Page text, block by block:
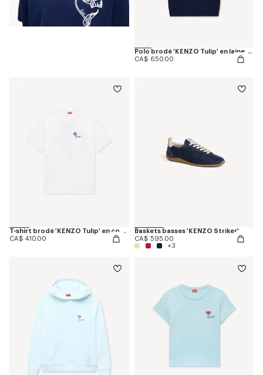
Polo brodé 'KENZO Tulip' en laine et coton effet éponge
CA$ 650.00
T-shirt brodé 'KENZO Tulip' en coton
CA$ 410.00
Baskets basses 'KENZO Striker'
CA$ 595.00
+3